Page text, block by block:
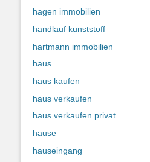
hagen immobilien
handlauf kunststoff
hartmann immobilien
haus
haus kaufen
haus verkaufen
haus verkaufen privat
hause
hauseingang